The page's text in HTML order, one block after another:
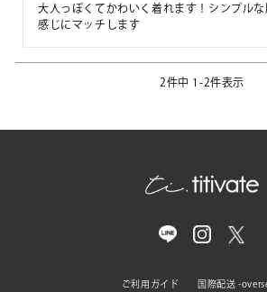
大人っぽくてかわいく着れます！シンプル
感じにマッチします
2件中 1 -2件表示
ご利用ガイド 国際配送 -